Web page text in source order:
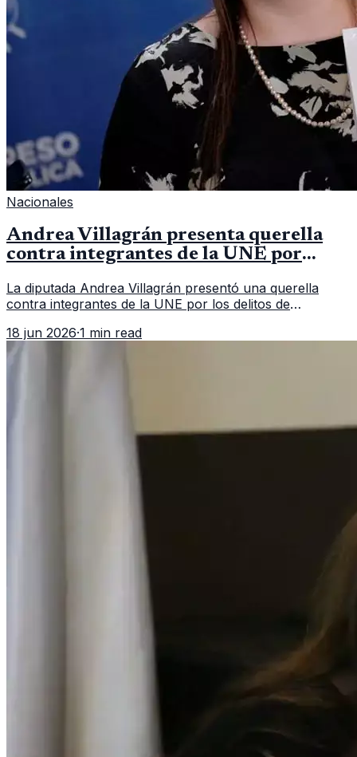
Nacionales
Andrea Villagrán presenta querella
contra integrantes de la UNE por
La diputada Andrea Villagrán presentó una querella
contra integrantes de la UNE por los delitos de
18 jun 2026·1 min read